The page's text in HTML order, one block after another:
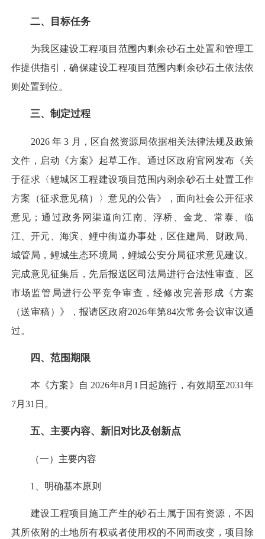
二、目标任务
为我区建设工程项目范围内剩余砂石土处置和管理工
作提供指引，确保建设工程项目范围内剩余砂石土依法依
则处置到位。
三、制定过程
2026 年 3 月，区自然资源局依据相关法律法规及政策
文件，启动《方案》起草工作。通过区政府官网发布《关
于征求〈鲤城区工程建设项目范围内剩余砂石土处置工作
方案（征求意见稿）〉意见的公告》，面向社会公开征求
意见；通过政务网渠道向江南、浮桥、金龙、常泰、临
江、开元、海滨、鲤中街道办事处，区住建局、财政局、
城管局，鲤城生态环境局，鲤城公安分局征求意见建议。
完成意见征集后，先后报送区司法局进行合法性审查、区
市场监管局进行公平竞争审查，经修改完善形成《方案
（送审稿）》，报请区政府2026年第84次常务会议审议通
过。
四、范围期限
本《方案》自 2026年8月1日起施行，有效期至2031年
7月31日。
五、主要内容、新旧对比及创新点
（一）主要内容
1、明确基本原则
建设工程项目施工产生的砂石土属于国有资源，不因
其所依附的土地所有权或者使用权的不同而改变，项目除